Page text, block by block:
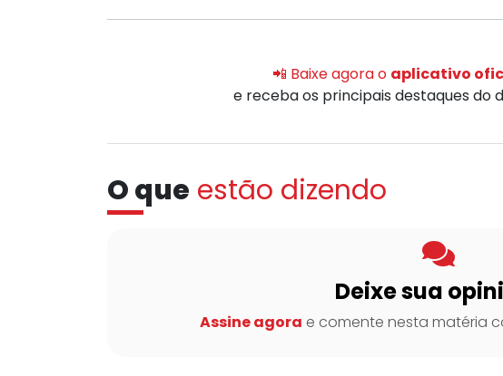
📲 Baixe agora o aplicativo
e receba os principais destaques do
O que estão dizendo
Deixe sua
Assine agora e comente nesta matéria